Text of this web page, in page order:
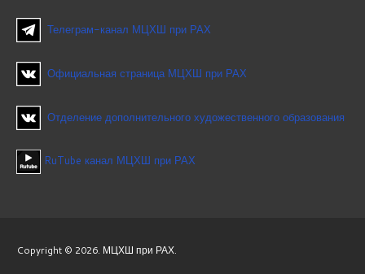
Телеграм-канал МЦХШ при РАХ
Официальная страница МЦХШ при РАХ
Отделение дополнительного художественного образования
RuTube канал МЦХШ при РАХ
Copyright © 2026. МЦХШ при РАХ.